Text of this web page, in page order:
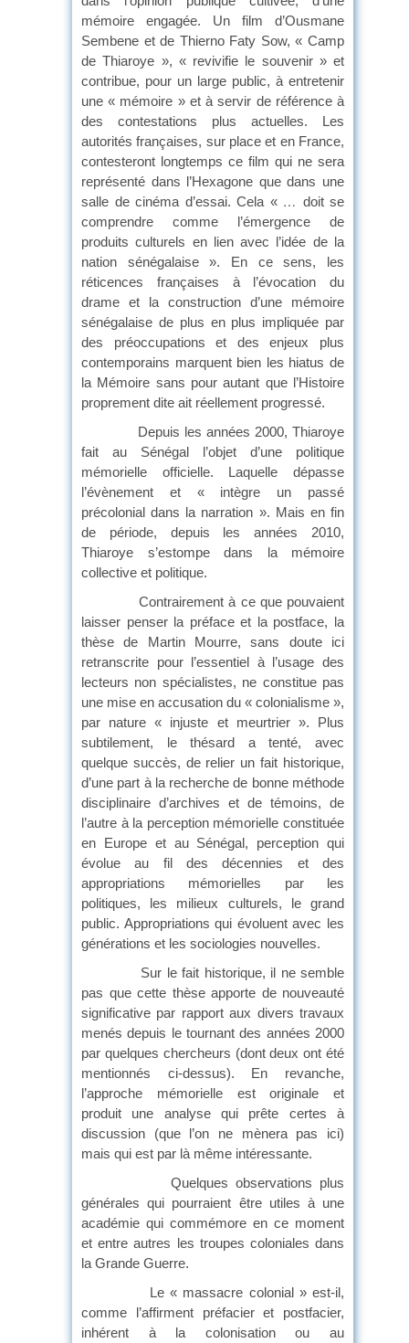
mémoire engagée. Un film d’Ousmane
Sembene et de Thierno Faty Sow, « Camp
de Thiaroye », « revivifie le souvenir » et
contribue, pour un large public, à entretenir
une « mémoire » et à servir de référence à
des contestations plus actuelles. Les
autorités françaises, sur place et en France,
contesteront longtemps ce film qui ne sera
représenté dans l’Hexagone que dans une
salle de cinéma d’essai. Cela « … doit se
comprendre comme l’émergence de
produits culturels en lien avec l’idée de la
nation sénégalaise ». En ce sens, les
réticences françaises à l’évocation du
drame et la construction d’une mémoire
sénégalaise de plus en plus impliquée par
des préoccupations et des enjeux plus
contemporains marquent bien les hiatus de
la Mémoire sans pour autant que l’Histoire
proprement dite ait réellement progressé.
Depuis les années 2000, Thiaroye
fait au Sénégal l’objet d’une politique
mémorielle officielle. Laquelle dépasse
l’évènement et « intègre un passé
précolonial dans la narration ». Mais en fin
de période, depuis les années 2010,
Thiaroye s’estompe dans la mémoire
collective et politique.
Contrairement à ce que pouvaient
laisser penser la préface et la postface, la
thèse de Martin Mourre, sans doute ici
retranscrite pour l’essentiel à l’usage des
lecteurs non spécialistes, ne constitue pas
une mise en accusation du « colonialisme »,
par nature « injuste et meurtrier ». Plus
subtilement, le thésard a tenté, avec
quelque succès, de relier un fait historique,
d’une part à la recherche de bonne méthode
disciplinaire d’archives et de témoins, de
l’autre à la perception mémorielle constituée
en Europe et au Sénégal, perception qui
évolue au fil des décennies et des
appropriations mémorielles par les
politiques, les milieux culturels, le grand
public. Appropriations qui évoluent avec les
générations et les sociologies nouvelles.
Sur le fait historique, il ne semble
pas que cette thèse apporte de nouveauté
significative par rapport aux divers travaux
menés depuis le tournant des années 2000
par quelques chercheurs (dont deux ont été
mentionnés ci-dessus). En revanche,
l’approche mémorielle est originale et
produit une analyse qui prête certes à
discussion (que l’on ne mènera pas ici)
mais qui est par là même intéressante.
Quelques observations plus
générales qui pourraient être utiles à une
académie qui commémore en ce moment
et entre autres les troupes coloniales dans
la Grande Guerre.
Le « massacre colonial » est-il,
comme l’affirment préfacier et postfacier,
inhérent à la colonisation ou au